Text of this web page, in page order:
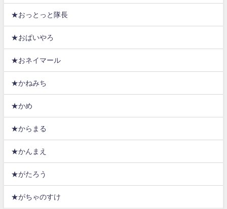
★おっとっと隊長
★おぱいやろ
★おネイマール
★かねみち
★かめ
★からまる
★かんまえ
★がたろう
★がちゃのすけ